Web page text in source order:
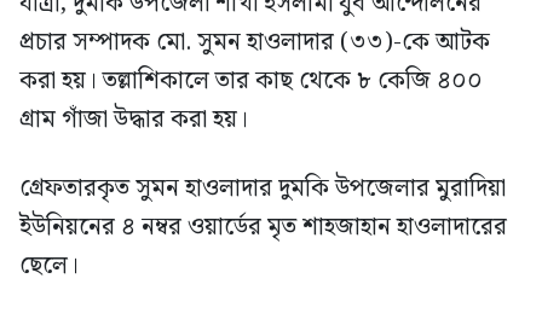
প্রচার সম্পাদক মো. সুমন হাওলাদার (৩৩)-কে আটক
করা হয়। তল্লাশিকালে তার কাছ থেকে ৮ কেজি ৪০০
গ্রাম গাঁজা উদ্ধার করা হয়।
গ্রেফতারকৃত সুমন হাওলাদার দুমকি উপজেলার মুরাদিয়া
ইউনিয়নের ৪ নম্বর ওয়ার্ডের মৃত শাহজাহান হাওলাদারের
ছেলে।